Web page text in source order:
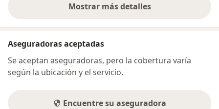
Mostrar más detalles
sobre la dirección
Aseguradoras aceptadas
Se aceptan aseguradoras, pero la cobertura varía
según la ubicación y el servicio.
Encuentre su aseguradora